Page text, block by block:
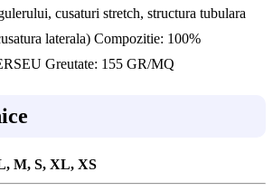
cusaturi stretch, structura tubulara
laterala) Compozitie: 100%
Greutate: 155 GR/MQ
M, S, XL, XS